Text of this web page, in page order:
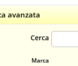
avanzata
Cerca
Marca